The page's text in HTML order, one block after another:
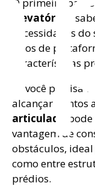
elevatória
é
necessidades
tipos de
características
Se você
alcançar pontos
articulada
vantagem de
obstáculos,
como entre
prédios.